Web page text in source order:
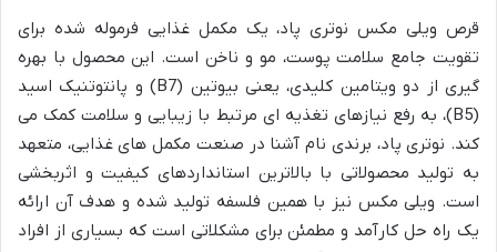
قرص ویلی مکس نوتری پاد، یک مکمل غذایی فرموله شده برای
تقویت جامع سلامت پوست، مو و ناخن است. این محصول با بهره
گیری از دو ویتامین کلیدی، یعنی بیوتین (B7) و پانتوتنیک اسید
(B5)، به رفع نیازهای تغذیه ای مرتبط با زیبایی و سلامت کمک می
کند. نوتری پاد، برندی نام آشنا در صنعت مکمل های غذایی، متعهد
به تولید محصولاتی با بالاترین استانداردهای کیفیت و اثربخشی
است. ویلی مکس نیز با همین فلسفه تولید شده و هدف آن ارائه
یک راه حل کارآمد و مطمئن برای مشکلاتی است که بسیاری از افراد